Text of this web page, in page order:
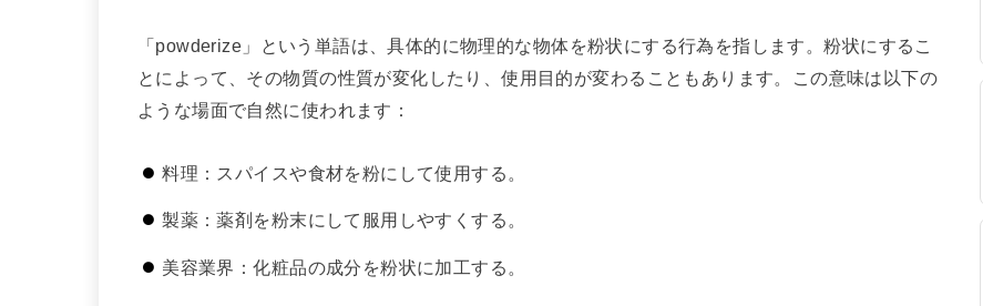
「powderize」という単語は、具体的に物理的な物体を粉状にする行為を指します。粉状にするこ
とによって、その物質の性質が変化したり、使用目的が変わることもあります。この意味は以下の
ような場面で自然に使われます：
料理：スパイスや食材を粉にして使用する。
製薬：薬剤を粉末にして服用しやすくする。
美容業界：化粧品の成分を粉状に加工する。